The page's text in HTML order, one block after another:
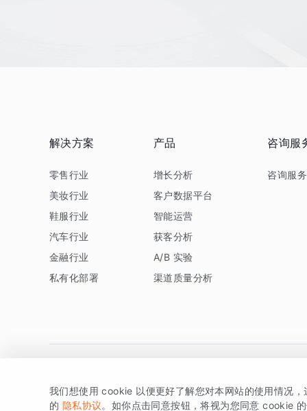
解决方案
零售行业
美妆行业
鞋服行业
汽车行业
金融行业
私有化部署
产品
增长分析
客户数据平台
智能运营
获客分析
A/B 实验
渠道质量分析
咨询服
咨询服务
版权所有 © 北京易数科技有限公司SDK相关说明 京ICP备
我们想使用 cookie 以便更好了解您对本网站的使用情况
的 隐私协议。如你点击同意按钮，将视为您同意 cookie 的